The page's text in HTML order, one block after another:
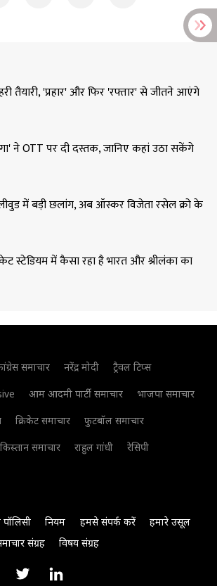
तैयारी, 'प्रहार' और फिर 'रफ्तार' से जीतने आएंगे
ने OTT पर दी दस्तक, जानिए कहां उठा सकेंगे
में बड़ी छलांग, अब ऑस्कर विजेता रसेल क्रो के
स्टेडियम में कैसा रहा है भारत और श्रीलंका का
समाचार नरेंद्र मोदी
ट्रैवल टिप्स
आम आदमी पार्टी समाचार
भाजपा समाचार
क्रिकेट समाचार
फुटबॉल समाचार
समाचार राहुल गांधी
रेसिपी
पॉलिसी नियम हमसे संपर्क करें
हमारे उसूल
संग्रह विषय संग्रह